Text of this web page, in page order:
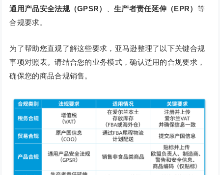
通用产品安全法规（GPSR）
生产者责任延伸（EPR） 等
合规要求。
为了帮助您直观了解这些要求，亚马逊整理了以下关键合规
事项对照表。请结合您的业务模式，确认适用的合规要求，
确保您的商品合规销售。